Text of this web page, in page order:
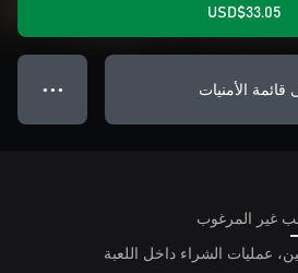
USD$33.05
قائمة الأمنيات ● ● ●
غير المرغوب
عمليات الشراء داخل اللعبة